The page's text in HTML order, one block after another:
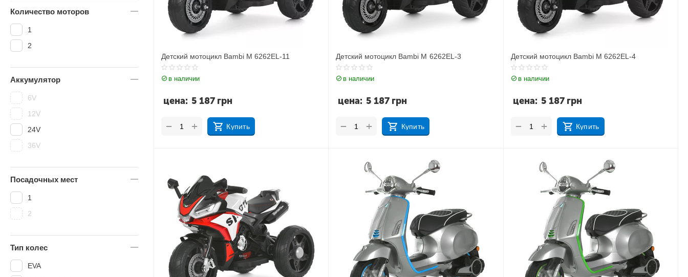
Детский мотоцикл Bambi M 6262EL-11
в наличии
5 187 грн
цена:
Купить
+
−
Детский мотоцикл Bambi M 6262EL-3
в наличии
5 187 грн
цена:
Купить
+
−
Детский мотоцикл Bambi M 6262EL-4
в наличии
5 187 грн
цена:
Купить
+
−
Количество моторов
1
2
Аккумулятор
6V
12V
24V
36V
Посадочных мест
1
2
Тип колес
EVA